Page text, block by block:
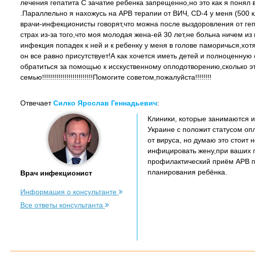
лечения гепатита С зачатие ребенка запрещенно,но это как я
.Параллельно я нахожусь на АРВ терапии от ВИЧ, СD-4 у меня (500
врачи-инфекционисты говорят,что можна после выздоровления от
страх из-за того,что моя молодая жена-ей 30 лет,не больна ничем
инфекция попадек к ней и к ребенку у меня в голове
он все равно присутствует!А как хочется иметь детей и
обратиться за помощью к исскуственному оплодотворению,сколько
семью!!!!!!!!!!!!!!!!!!!!!!!!!Помогите советом,пожалуйста!!!!!!!!
ОтвечаетСилко Ярослав Геннадьевич:
Врач инфекционист
Информация о консультанте
Все ответы консультанта
Клиники, которые занимаются
Украине с положит статусом
от вируса, но думаю это стоит
инфицировать жену,при ваших
профилактический приём АРВ
планирования ребёнка.